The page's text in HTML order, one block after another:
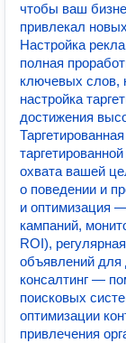
чтобы ваш
привлекал
Настройка
полная
ключевых слов,
настройка
достижения
охвата вашей
о поведении и
и оптимизация
кампаний,
ROI),
объявлений для
консалтинг —
поисковых
оптимизации
привлечения